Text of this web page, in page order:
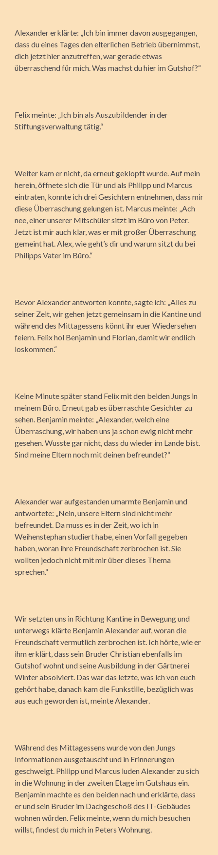
Alexander erklärte: „Ich bin immer davon ausgegangen,
dass du eines Tages den elterlichen Betrieb übernimmst,
dich jetzt hier anzutreffen, war gerade etwas
überraschend für mich. Was machst du hier im Gutshof?“
Felix meinte: „Ich bin als Auszubildender in der
Stiftungsverwaltung tätig.“
Weiter kam er nicht, da erneut geklopft wurde. Auf mein
herein, öffnete sich die Tür und als Philipp und Marcus
eintraten, konnte ich drei Gesichtern entnehmen, dass mir
diese Überraschung gelungen ist. Marcus meinte: „Ach
nee, einer unserer Mitschüler sitzt im Büro von Peter.
Jetzt ist mir auch klar, was er mit großer Überraschung
gemeint hat. Alex, wie geht’s dir und warum sitzt du bei
Philipps Vater im Büro.“
Bevor Alexander antworten konnte, sagte ich: „Alles zu
seiner Zeit, wir gehen jetzt gemeinsam in die Kantine und
während des Mittagessens könnt ihr euer Wiedersehen
feiern. Felix hol Benjamin und Florian, damit wir endlich
loskommen.“
Keine Minute später stand Felix mit den beiden Jungs in
meinem Büro. Erneut gab es überraschte Gesichter zu
sehen. Benjamin meinte: „Alexander, welch eine
Überraschung, wir haben uns ja schon ewig nicht mehr
gesehen. Wusste gar nicht, dass du wieder im Lande bist.
Sind meine Eltern noch mit deinen befreundet?“
Alexander war aufgestanden umarmte Benjamin und
antwortete: „Nein, unsere Eltern sind nicht mehr
befreundet. Da muss es in der Zeit, wo ich in
Weihenstephan studiert habe, einen Vorfall gegeben
haben, woran ihre Freundschaft zerbrochen ist. Sie
wollten jedoch nicht mit mir über dieses Thema
sprechen.“
Wir setzten uns in Richtung Kantine in Bewegung und
unterwegs klärte Benjamin Alexander auf, woran die
Freundschaft vermutlich zerbrochen ist. Ich hörte, wie er
ihm erklärt, dass sein Bruder Christian ebenfalls im
Gutshof wohnt und seine Ausbildung in der Gärtnerei
Winter absolviert. Das war das letzte, was ich von euch
gehört habe, danach kam die Funkstille, bezüglich was
aus euch geworden ist, meinte Alexander.
Während des Mittagessens wurde von den Jungs
Informationen ausgetauscht und in Erinnerungen
geschwelgt. Philipp und Marcus luden Alexander zu sich
in die Wohnung in der zweiten Etage im Gutshaus ein.
Benjamin machte es den beiden nach und erklärte, dass
er und sein Bruder im Dachgeschoß des IT-Gebäudes
wohnen würden. Felix meinte, wenn du mich besuchen
willst, findest du mich in Peters Wohnung.